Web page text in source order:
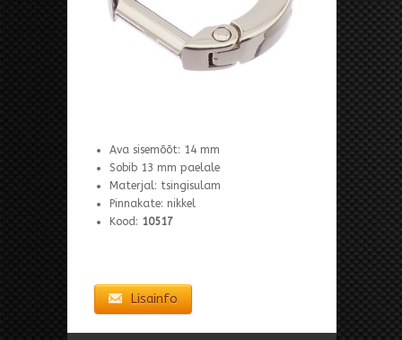
Ava sisemõõt: 14 mm
Sobib 13 mm paelale
Materjal: tsingisulam
Pinnakate: nikkel
Kood: 10517
Lisainfo